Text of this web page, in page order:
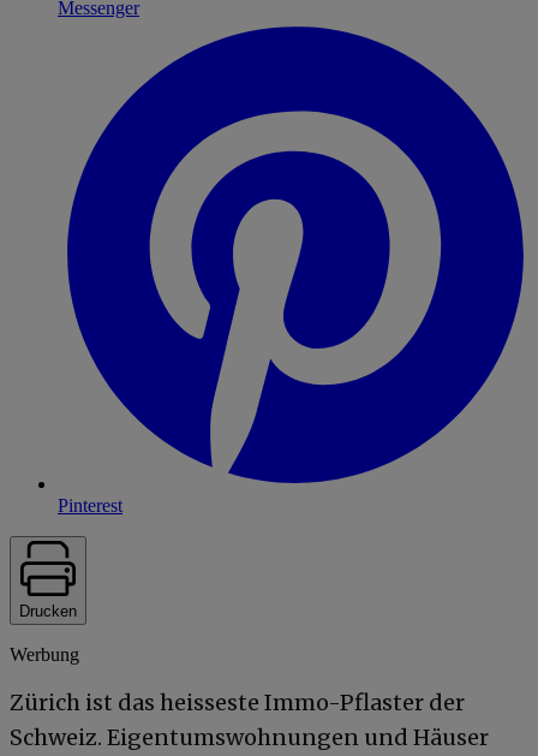
Messenger
Pinterest
Drucken
Werbung
Zürich ist das heisseste Immo-Pflaster der
Schweiz. Eigentumswohnungen und Häuser